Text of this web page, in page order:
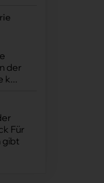
der
k...
Für
gibt